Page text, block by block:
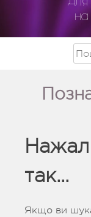
для
на
так...
Якщо ви